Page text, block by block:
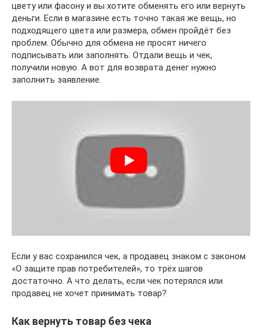
цвету или фасону и вы хотите обменять его или вернуть
деньги. Если в магазине есть точно такая же вещь, но
подходящего цвета или размера, обмен пройдёт без
проблем. Обычно для обмена не просят ничего
подписывать или заполнять. Отдали вещь и чек,
получили новую. А вот для возврата денег нужно
заполнить заявление.
Если у вас сохранился чек, а продавец знаком с законом
«О защите прав потребителей», то трёх шагов
достаточно. А что делать, если чек потерялся или
продавец не хочет принимать товар?
Как вернуть товар без чека